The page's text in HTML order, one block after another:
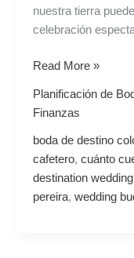
nuestra tierra
celebración
Read More »
Planificación de
Finanzas
boda de destino
cafetero, cuánto
destination
pereira, wedding